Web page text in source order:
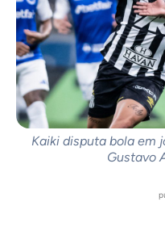
Kaiki disputa bola em
Gustavo